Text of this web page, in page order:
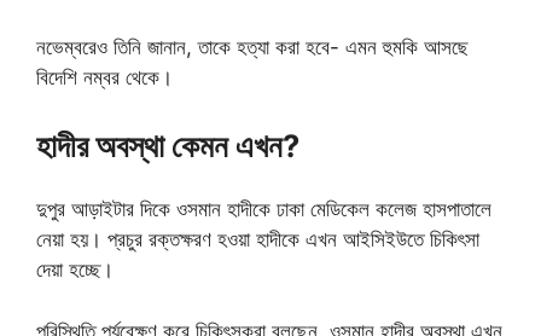
নভেম্বরেও তিনি জানান, তাকে হত্যা করা হবে- এমন হুমকি আসছে
বিদেশি নম্বর থেকে।
হাদীর অবস্থা কেমন এখন?
দুপুর আড়াইটার দিকে ওসমান হাদীকে ঢাকা মেডিকেল কলেজ হাসপাতালে
নেয়া হয়। প্রচুর রক্তক্ষরণ হওয়া হাদীকে এখন আইসিইউতে চিকিৎসা
দেয়া হচ্ছে।
পরিস্থিতি পর্যবেক্ষণ করে চিকিৎসকরা বলছেন, ওসমান হাদীর অবস্থা এখন